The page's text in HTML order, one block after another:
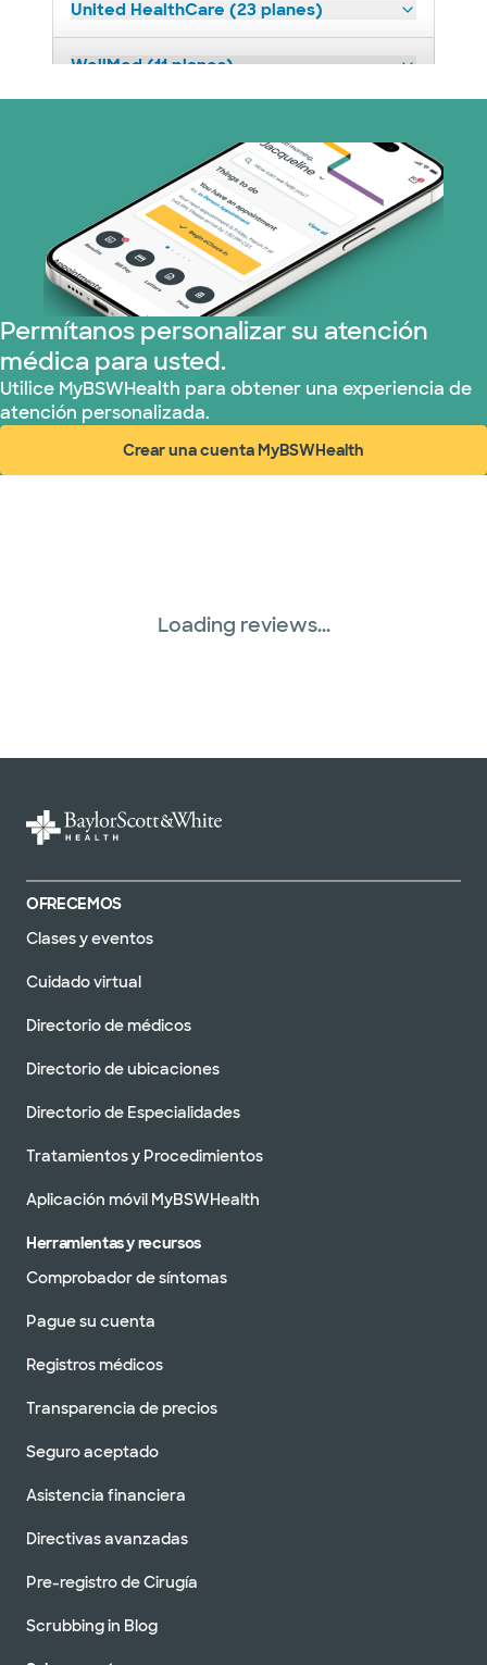
United HealthCare (23 planes)
WellMed (11 planes)
Permítanos personalizar su atención
médica para usted.
Utilice MyBSWHealth para obtener una experiencia de
atención personalizada.
Crear una cuenta MyBSWHealth
(abre en ventana nueva)
Loading reviews...
OFRECEMOS
Clases y eventos
Cuidado virtual
Directorio de médicos
Directorio de ubicaciones
Directorio de Especialidades
Tratamientos y Procedimientos
Aplicación móvil MyBSWHealth
Herramientas y recursos
Comprobador de síntomas
Pague su cuenta
Registros médicos
Transparencia de precios
Seguro aceptado
Asistencia financiera
Directivas avanzadas
Pre-registro de Cirugía
Scrubbing in Blog